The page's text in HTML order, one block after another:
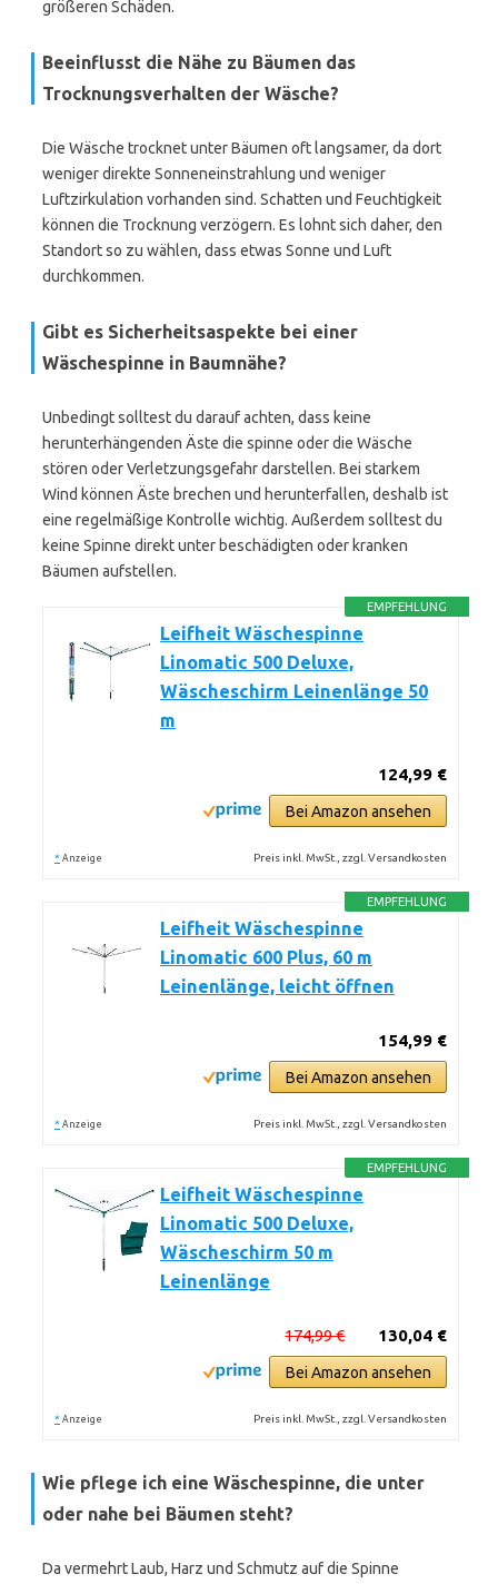
größeren Schäden.
Beeinflusst die Nähe zu Bäumen das
Trocknungsverhalten der Wäsche?
Die Wäsche trocknet unter Bäumen oft langsamer, da dort
weniger direkte Sonneneinstrahlung und weniger
Luftzirkulation vorhanden sind. Schatten und Feuchtigkeit
können die Trocknung verzögern. Es lohnt sich daher, den
Standort so zu wählen, dass etwas Sonne und Luft
durchkommen.
Gibt es Sicherheitsaspekte bei einer
Wäschespinne in Baumnähe?
Unbedingt solltest du darauf achten, dass keine
herunterhängenden Äste die spinne oder die Wäsche
stören oder Verletzungsgefahr darstellen. Bei starkem
Wind können Äste brechen und herunterfallen, deshalb ist
eine regelmäßige Kontrolle wichtig. Außerdem solltest du
keine Spinne direkt unter beschädigten oder kranken
Bäumen aufstellen.
EMPFEHLUNG
Leifheit Wäschespinne
Linomatic 500 Deluxe,
Wäscheschirm Leinenlänge 50
m
124,99 €
Bei Amazon ansehen
* Anzeige Preis inkl. MwSt., zzgl. Versandkosten
EMPFEHLUNG
Leifheit Wäschespinne
Linomatic 600 Plus, 60 m
Leinenlänge, leicht öffnen
154,99 €
Bei Amazon ansehen
* Anzeige Preis inkl. MwSt., zzgl. Versandkosten
EMPFEHLUNG
Leifheit Wäschespinne
Linomatic 500 Deluxe,
Wäscheschirm 50 m
Leinenlänge
130,04 €
174,99 €
Bei Amazon ansehen
* Anzeige Preis inkl. MwSt., zzgl. Versandkosten
Wie pflege ich eine Wäschespinne, die unter
oder nahe bei Bäumen steht?
Da vermehrt Laub, Harz und Schmutz auf die Spinne